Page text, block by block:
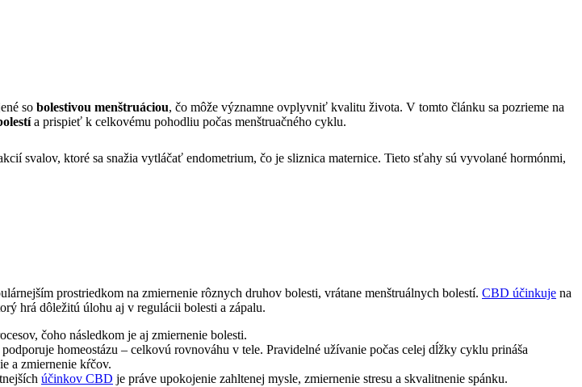
so bolestivou menštruáciou, čo môže významne ovplyvniť kvalitu života. V tomto článku sa pozrieme na
a prispieť k celkovému pohodliu počas menštruačného cyklu.
svalov, ktoré sa snažia vytláčať endometrium, čo je sliznica maternice. Tieto sťahy sú vyvolané hormónmi,
prostriedkom na zmiernenie rôznych druhov bolesti, vrátane menštruálnych bolestí. CBD účinkuje na
hrá dôležitú úlohu aj v regulácii bolesti a zápalu.
čoho následkom je aj zmiernenie bolesti.
homeostázu – celkovú rovnováhu v tele. Pravidelné užívanie počas celej dĺžky cyklu prináša
a zmiernenie kŕčov.
účinkov CBD je práve upokojenie zahltenej mysle, zmiernenie stresu a skvalitnenie spánku.